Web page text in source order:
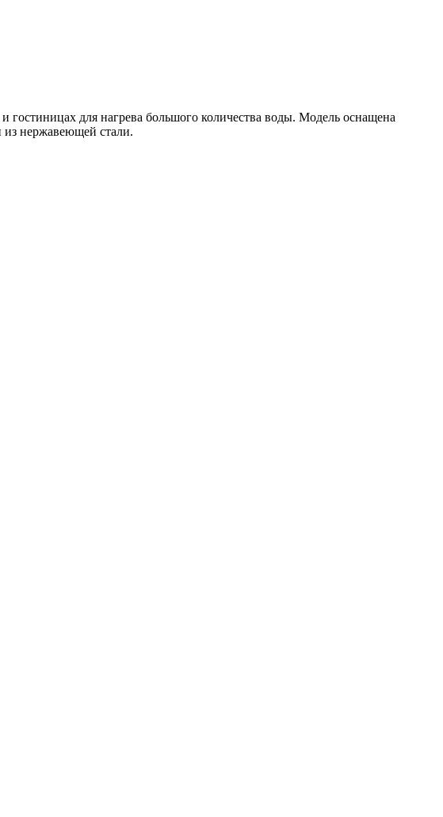
гостиницах для нагрева большого количества воды. Модель оснащена
из нержавеющей стали.